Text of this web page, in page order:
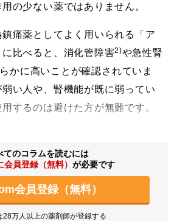
の少ない薬ではありません。
痛薬としてよく用いられる「ア
比べると、消化管障害2)や急性腎
かに高いことが確認されていま
い人や、腎機能が既に弱ってい
するのは避けた方が無難です。
てのコラムを読むには
員登録（無料） が必要です
会員登録（無料）
28万人以上の薬剤師が登録する